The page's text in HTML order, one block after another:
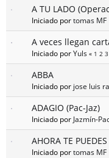
A TU LADO
Iniciado portomas MF
A veces llegan
Iniciado porYuls « 1 2 3
ABBA
Iniciado por jose luis
ADAGIO (Pac-Jaz)
Iniciado por Jazmín-
AHORA TE
Iniciado portomas MF